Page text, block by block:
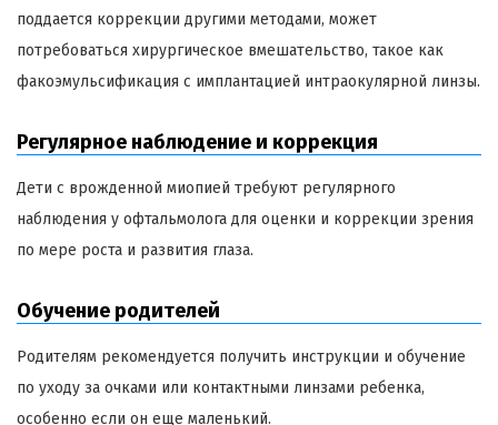
поддается коррекции другими методами, может
потребоваться хирургическое вмешательство, такое как
факоэмульсификация с имплантацией интраокулярной линзы.
Регулярное наблюдение и коррекция
Дети с врожденной миопией требуют регулярного
наблюдения у офтальмолога для оценки и коррекции зрения
по мере роста и развития глаза.
Обучение родителей
Родителям рекомендуется получить инструкции и обучение
по уходу за очками или контактными линзами ребенка,
особенно если он еще маленький.